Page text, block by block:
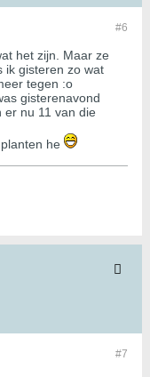
#6
het zijn. Maar ze
ik gisteren zo wat
tegen :o
gisterenavond
er nu 11 van die
he
#7